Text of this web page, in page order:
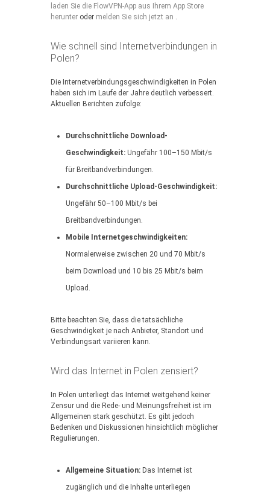
laden Sie die FlowVPN-App aus Ihrem App Store
herunter oder melden Sie sich jetzt an .
Wie schnell sind Internetverbindungen in
Polen?
Die Internetverbindungsgeschwindigkeiten in Polen
haben sich im Laufe der Jahre deutlich verbessert.
Aktuellen Berichten zufolge:
Durchschnittliche Download-
Geschwindigkeit: Ungefähr 100–150 Mbit/s
für Breitbandverbindungen.
Durchschnittliche Upload-Geschwindigkeit:
Ungefähr 50–100 Mbit/s bei
Breitbandverbindungen.
Mobile Internetgeschwindigkeiten:
Normalerweise zwischen 20 und 70 Mbit/s
beim Download und 10 bis 25 Mbit/s beim
Upload.
Bitte beachten Sie, dass die tatsächliche
Geschwindigkeit je nach Anbieter, Standort und
Verbindungsart variieren kann.
Wird das Internet in Polen zensiert?
In Polen unterliegt das Internet weitgehend keiner
Zensur und die Rede- und Meinungsfreiheit ist im
Allgemeinen stark geschützt. Es gibt jedoch
Bedenken und Diskussionen hinsichtlich möglicher
Regulierungen.
Allgemeine Situation: Das Internet ist
zugänglich und die Inhalte unterliegen